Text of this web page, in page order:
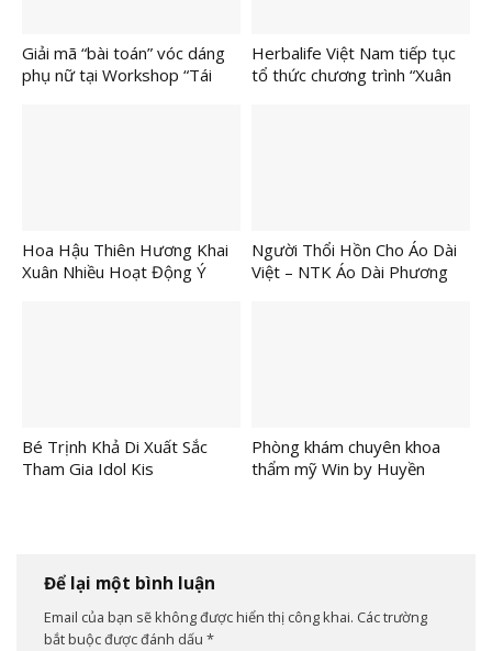
Giải mã “bài toán” vóc dáng
phụ nữ tại Workshop “Tái
Herbalife Việt Nam tiếp tục
tổ thức chương trình “Xuân
Hoa Hậu Thiên Hương Khai
Xuân Nhiều Hoạt Động Ý
Người Thổi Hồn Cho Áo Dài
Việt – NTK Áo Dài Phương
Bé Trịnh Khả Di Xuất Sắc
Tham Gia Idol Kis
Phòng khám chuyên khoa
thẩm mỹ Win by Huyền
Để lại một bình luận
Email của bạn sẽ không được hiển thị công khai. Các trường
bắt buộc được đánh dấu *